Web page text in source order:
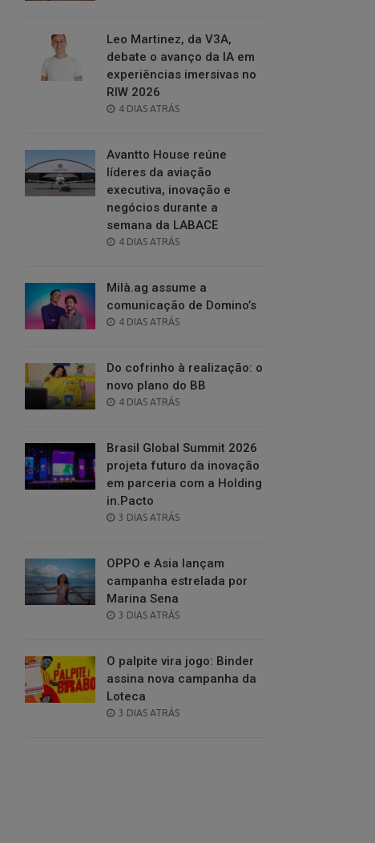
Leo Martinez, da V3A,
debate o avanço da IA em
experiências imersivas no
RIW 2026
POSTED
4 DIAS ATRÁS
Avantto House reúne
líderes da aviação
executiva, inovação e
negócios durante a
semana da LABACE
POSTED
4 DIAS ATRÁS
Milà.ag assume a
comunicação de Domino’s
POSTED
4 DIAS ATRÁS
Do cofrinho à realização: o
novo plano do BB
POSTED
4 DIAS ATRÁS
Brasil Global Summit 2026
projeta futuro da inovação
em parceria com a Holding
in.Pacto
POSTED
3 DIAS ATRÁS
OPPO e Asia lançam
campanha estrelada por
Marina Sena
POSTED
3 DIAS ATRÁS
O palpite vira jogo: Binder
assina nova campanha da
Loteca
POSTED
3 DIAS ATRÁS